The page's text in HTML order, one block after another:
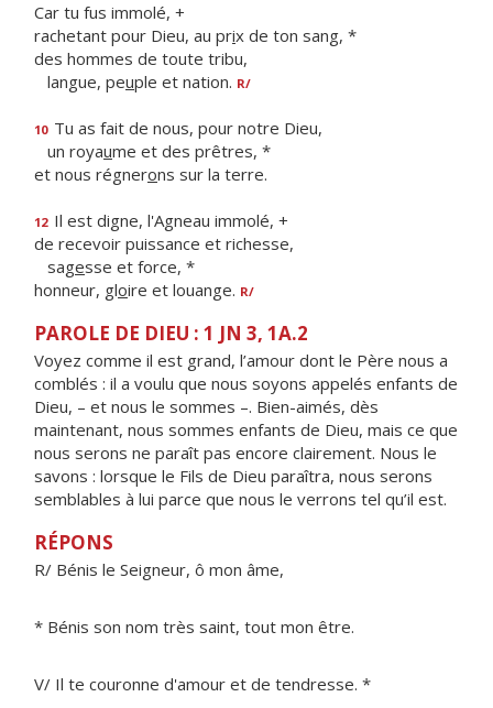
Car tu fus immolé, +
rachetant pour Dieu, au prix de ton sang, *
des hommes de toute tribu,
langue, peuple et nation. R/
10 Tu as fait de nous, pour notre Dieu,
un royaume et des prêtres, *
et nous régnerons sur la terre.
12 Il est digne, l'Agneau immolé, +
de recevoir puissance et richesse,
sagesse et force, *
honneur, gloire et louange. R/
PAROLE DE DIEU : 1 JN 3, 1A.2
Voyez comme il est grand, l’amour dont le Père nous a
comblés : il a voulu que nous soyons appelés enfants de
Dieu, – et nous le sommes –. Bien-aimés, dès
maintenant, nous sommes enfants de Dieu, mais ce que
nous serons ne paraît pas encore clairement. Nous le
savons : lorsque le Fils de Dieu paraîtra, nous serons
semblables à lui parce que nous le verrons tel qu’il est.
RÉPONS
R/ Bénis le Seigneur, ô mon âme,
* Bénis son nom très saint, tout mon être.
V/ Il te couronne d'amour et de tendresse. *